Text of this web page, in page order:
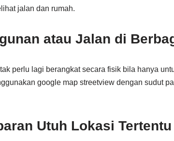
jalan dan rumah.
atau Jalan di
perlu lagi berangkat secara fisik bila hanya
google map streetview dengan sudut
Utuh Lokasi Tertentu